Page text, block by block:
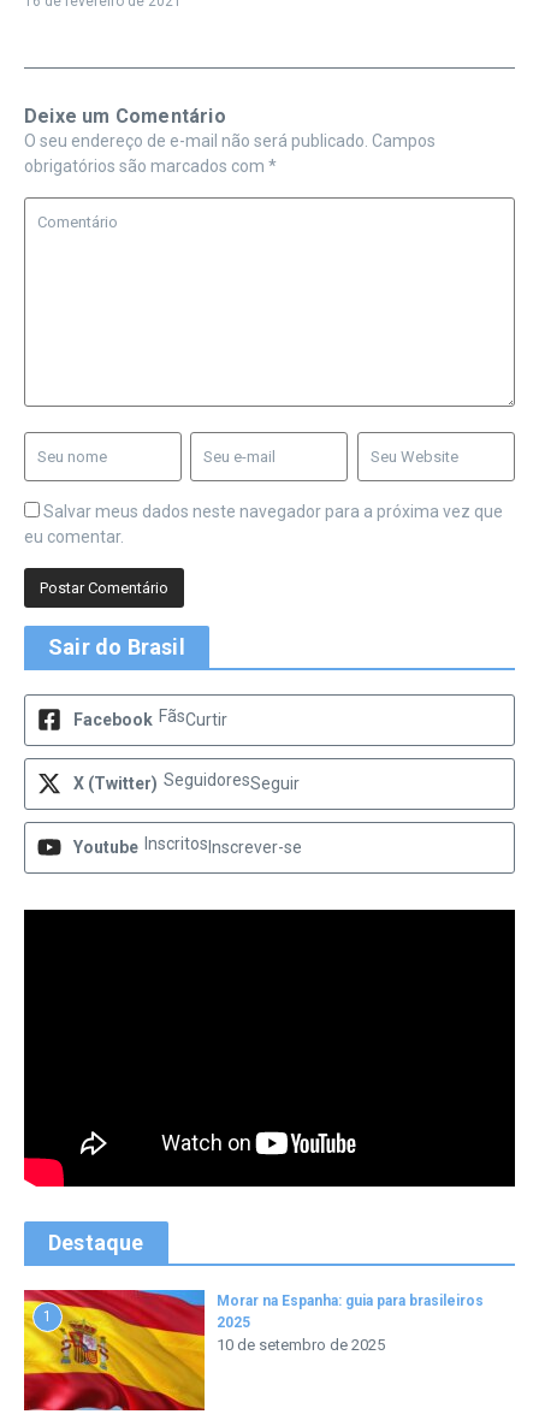
Deixe um Comentário
O seu endereço de e-mail não será publicado. Campos
obrigatórios são marcados com *
Salvar meus dados neste navegador para a próxima vez que
eu comentar.
Sair do Brasil
Facebook FãsCurtir
X (Twitter) SeguidoresSeguir
Youtube Inscritos Inscrever-se
Destaque
1
Morar na Espanha: guia para brasileiros
2025
10 de setembro de 2025